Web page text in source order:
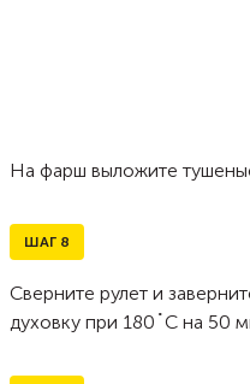
На фарш выложите
ШАГ 8
Сверните рулет и
духовку при 180˚C на 50